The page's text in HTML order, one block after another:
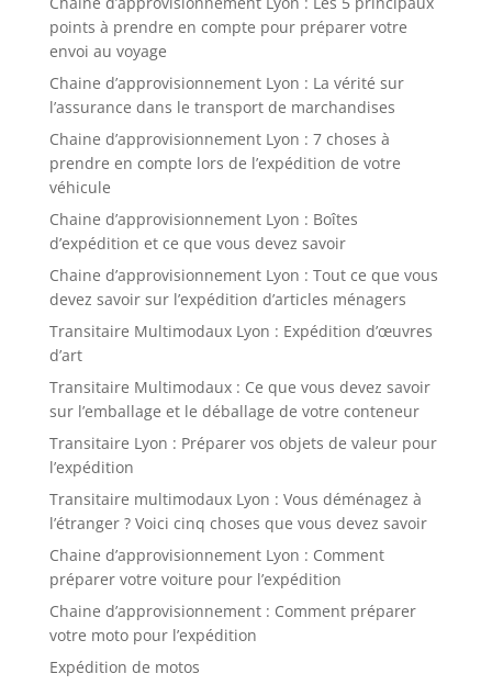
points à prendre en compte pour préparer votre
envoi au voyage
Chaine d’approvisionnement Lyon : La vérité sur
l’assurance dans le transport de marchandises
Chaine d’approvisionnement Lyon : 7 choses à
prendre en compte lors de l’expédition de votre
véhicule
Chaine d’approvisionnement Lyon : Boîtes
d’expédition et ce que vous devez savoir
Chaine d’approvisionnement Lyon : Tout ce que vous
devez savoir sur l’expédition d’articles ménagers
Transitaire Multimodaux Lyon : Expédition d’œuvres
d’art
Transitaire Multimodaux : Ce que vous devez savoir
sur l’emballage et le déballage de votre conteneur
Transitaire Lyon : Préparer vos objets de valeur pour
l’expédition
Transitaire multimodaux Lyon : Vous déménagez à
l’étranger ? Voici cinq choses que vous devez savoir
Chaine d’approvisionnement Lyon : Comment
préparer votre voiture pour l’expédition
Chaine d’approvisionnement : Comment préparer
votre moto pour l’expédition
Expédition de motos